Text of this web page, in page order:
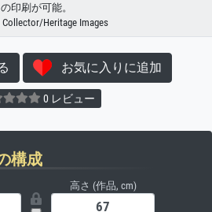
の印刷が可能。
Collector/Heritage Images
お気に入りに追加
0 レビュー
構成
高さ (作品, cm)